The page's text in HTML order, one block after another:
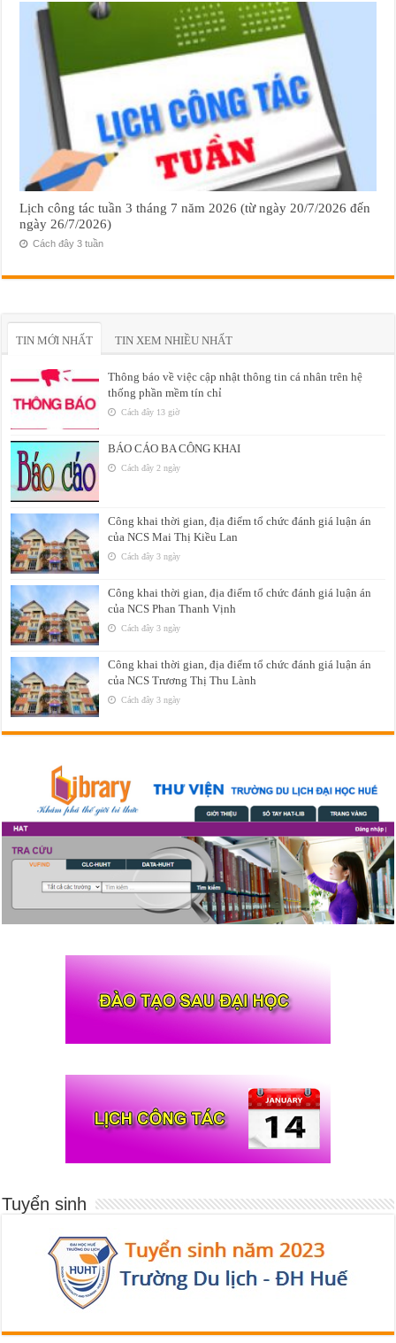
Lịch công tác tuần 3 tháng 7 năm 2026 (từ ngày 20/7/2026 đến
ngày 26/7/2026)
Cách đây 3 tuần
TIN MỚI NHẤT TIN XEM NHIỀU NHẤT
Thông báo về việc cập nhật thông tin cá nhân trên hệ
thống phần mềm tín chỉ
Cách đây 13 giờ
BÁO CÁO BA CÔNG KHAI
Cách đây 2 ngày
Công khai thời gian, địa điểm tổ chức đánh giá luận án
của NCS Mai Thị Kiều Lan
Cách đây 3 ngày
Công khai thời gian, địa điểm tổ chức đánh giá luận án
của NCS Phan Thanh Vịnh
Cách đây 3 ngày
Công khai thời gian, địa điểm tổ chức đánh giá luận án
của NCS Trương Thị Thu Lành
Cách đây 3 ngày
Tuyển sinh